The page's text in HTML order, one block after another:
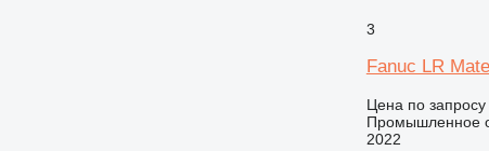
3
Fanuc LR
Цена по запросу
Промышленное
2022